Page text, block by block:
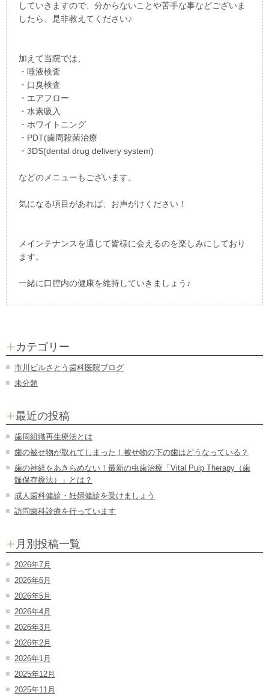
していきますので、分からないことや苦手な事などございま
したら、是非教えてください♪
加えて当院では、
・唾液検査
・口臭検査
・エアフロー
・水素吸入
・ホワイトニング
・PDT(歯周殺菌治療
・3DS(dental drug delivery system)
などのメニューもございます。
気になる項目があれば、お声がけください！
メインテナンスを通じて皆様に会えるのを楽しみにしており
ます。
一緒に口腔内の健康を維持していきましょう♪
カテゴリー
市川ビルさとう歯科医院ブログ
未分類
最近の投稿
歯周組織再生療法とは
歯の被せ物が取れてしまった！被せ物の下の歯はどうなっている？
歯の神経をあきらめない！最新の虫歯治療「Vital Pulp Therapy（歯
髄保存療法）」とは？
成人歯科健診・妊婦健診を受けましょう
訪問歯科診療を行っています
月別投稿一覧
2026年7月
2026年6月
2026年5月
2026年4月
2026年3月
2026年2月
2026年1月
2025年12月
2025年11月